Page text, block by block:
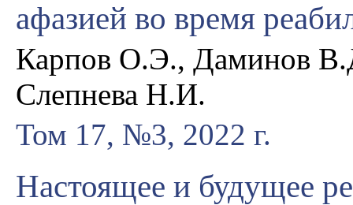
афазией во время
Карпов О.Э., Даминов
Слепнева Н.И.
Том 17, №3, 2022 г.
Настоящее и будущее